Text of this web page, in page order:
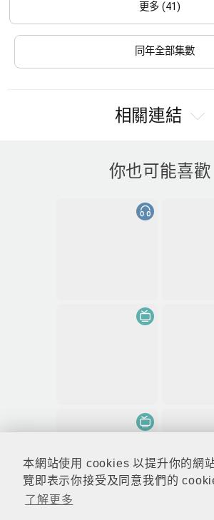
本網站使用 cookies 以提升你的網
覽即表示你接受及同意我們的
了解更多
更多 (41)
同年全部集數
相關連結
你也可能喜歡